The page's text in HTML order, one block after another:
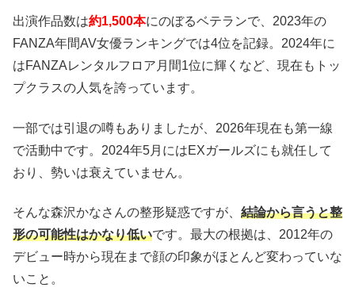
出演作品数は約1,500本にのぼるベテランで、2023年の
FANZA年間AV女優ランキングでは4位を記録。2024年に
はFANZAレンタルフロア月間1位に輝くなど、現在もトッ
プクラスの人気を誇っています。
一部では引退の噂もありましたが、2026年現在も第一線
で活動中です。2024年5月にはEXガールズにも就任して
おり、勢いは衰えていません。
そんな森沢かなさんの整形疑惑ですが、 結論から言うと整
形の可能性はかなり低いです。最大の根拠は、2012年の
デビュー時から現在まで顔の印象がほとんど変わっていな
いこと。